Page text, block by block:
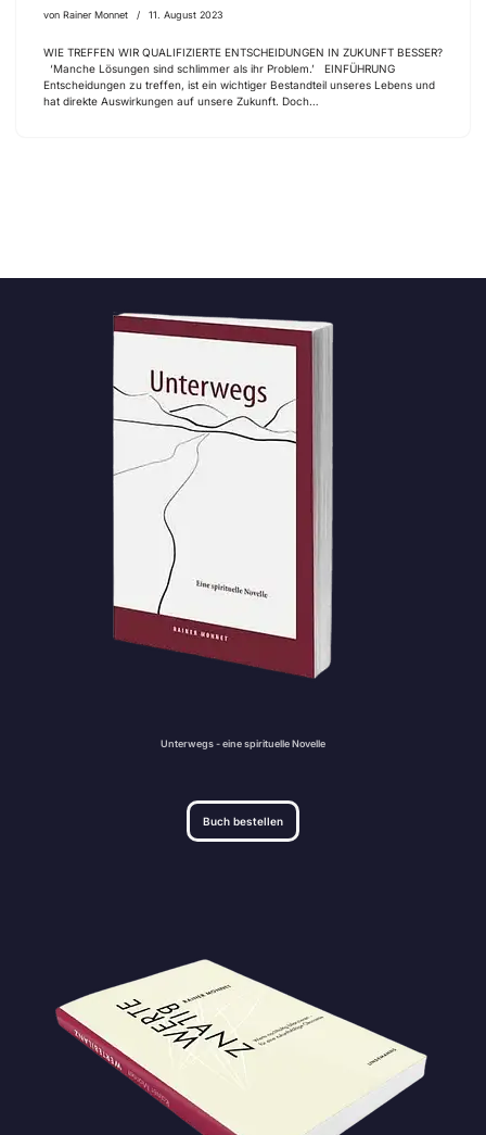
von Rainer Monnet 11. August 2023
WIE TREFFEN WIR QUALIFIZIERTE ENTSCHEIDUNGEN IN ZUKUNFT BESSER?
‘Manche Lösungen sind schlimmer als ihr Problem.’ EINFÜHRUNG
Entscheidungen zu treffen, ist ein wichtiger Bestandteil unseres Lebens und
hat direkte Auswirkungen auf unsere Zukunft. Doch…
Buch bestellen
Unterwegs - eine spirituelle Novelle